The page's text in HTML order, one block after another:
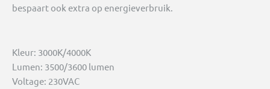
bespaart ook extra op energieverbruik.
Kleur: 3000K/4000K
Lumen: 3500/3600 lumen
Voltage: 230VAC